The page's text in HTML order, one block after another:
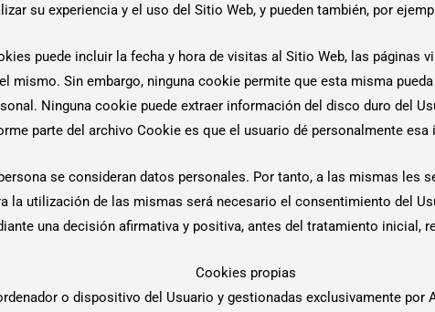
su experiencia y el uso del Sitio Web, y pueden también, por
puede incluir la fecha y hora de visitas al Sitio Web, las páginas
mismo. Sin embargo, ninguna cookie permite que esta misma
Ninguna cookie puede extraer información del disco duro del
parte del archivo Cookie es que el usuario dé personalmente
se consideran datos personales. Por tanto, a las mismas les
la utilización de las mismas será necesario el consentimiento del
una decisión afirmativa y positiva, antes del tratamiento inicial,
Cookies propias
o dispositivo del Usuario y gestionadas exclusivamente por